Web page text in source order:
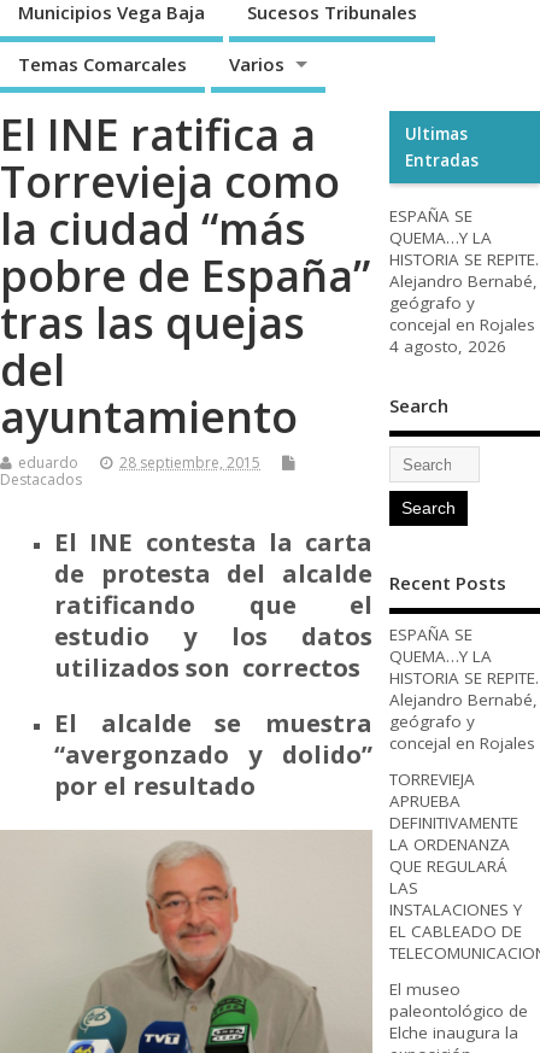
Municipios Vega Baja Sucesos Tribunales
Temas Comarcales Varios
El INE ratifica a
Torrevieja como
la ciudad “más
pobre de España”
tras las quejas
del
ayuntamiento
eduardo
28 septiembre, 2015
Destacados
El INE contesta la carta
de protesta del alcalde
ratificando que el
estudio y los datos
utilizados son correctos
El alcalde se muestra
“avergonzado y dolido”
por el resultado
Ultimas
Entradas
ESPAÑA SE
QUEMA…Y LA
HISTORIA SE REPITE.
Alejandro Bernabé,
geógrafo y
concejal en Rojales
4 agosto, 2026
Search
Recent Posts
ESPAÑA SE
QUEMA…Y LA
HISTORIA SE REPITE.
Alejandro Bernabé,
geógrafo y
concejal en Rojales
TORREVIEJA
APRUEBA
DEFINITIVAMENTE
LA ORDENANZA
QUE REGULARÁ
LAS
INSTALACIONES Y
EL CABLEADO DE
El museo
paleontológico de
Elche inaugura la